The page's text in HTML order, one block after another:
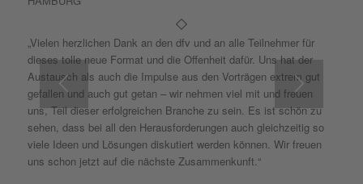
„Vielen herzlichen Dank an den dfv und an alle Teilnehmer für
dieses tolle neue Format und die Offenheit dafür. Uns hat der
Austausch als auch die Impulse aus den Vorträgen extrem gut
gefallen und auch gut getan – wir nehmen viel mit und freuen
uns, Teil dieser erfolgreichen Branche zu sein. Es ist schön zu
sehen, dass bei all den Herausforderungen auch gleichzeitig so
viele Ideen und Lösungen diskutiert werden können. Wir freuen
uns schon jetzt auf die nächste Zusammenkunft.“